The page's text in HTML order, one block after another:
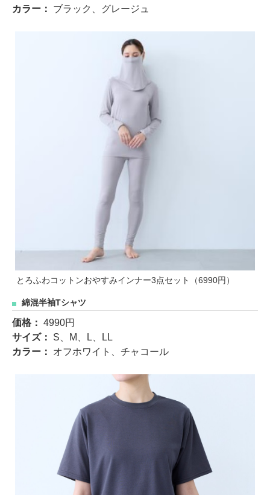
カラー： ブラック、グレージュ
とろふわコットンおやすみインナー3点セット（6990円）
綿混半袖Tシャツ
価格： 4990円
サイズ： S、M、L、LL
カラー： オフホワイト、チャコール